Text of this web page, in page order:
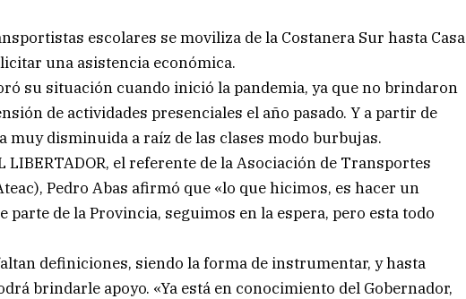
escolares se moviliza de la Costanera Sur hasta Casa
una asistencia económica.
su situación cuando inició la pandemia, ya que no brindaron
de actividades presenciales el año pasado. Y a partir de
muy disminuida a raíz de las clases modo burbujas.
LIBERTADOR, el referente de la Asociación de Transportes
Pedro Abas afirmó que «lo que hicimos, es hacer un
parte de la Provincia, seguimos en la espera, pero esta todo
definiciones, siendo la forma de instrumentar, y hasta
brindarle apoyo. «Ya está en conocimiento del Gobernador,